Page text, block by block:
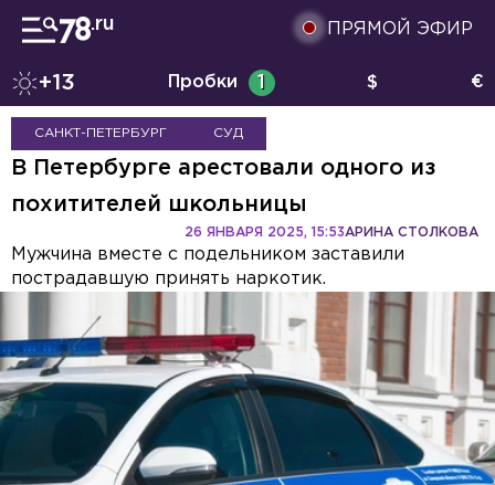
ПРЯМОЙ ЭФИР
+13 Пробки 1 $ €
САНКТ-ПЕТЕРБУРГ СУД
В Петербурге арестовали одного из
похитителей школьницы
АРИНА СТОЛКОВА
26 ЯНВАРЯ 2025, 15:53
Мужчина вместе с подельником заставили
пострадавшую принять наркотик.